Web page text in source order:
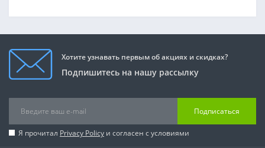
Хотите узнавать первым об акциях и скидках?
Подпишитесь на нашу рассылку
Подписаться
Я прочитал Privacy Policy и согласен с условиями